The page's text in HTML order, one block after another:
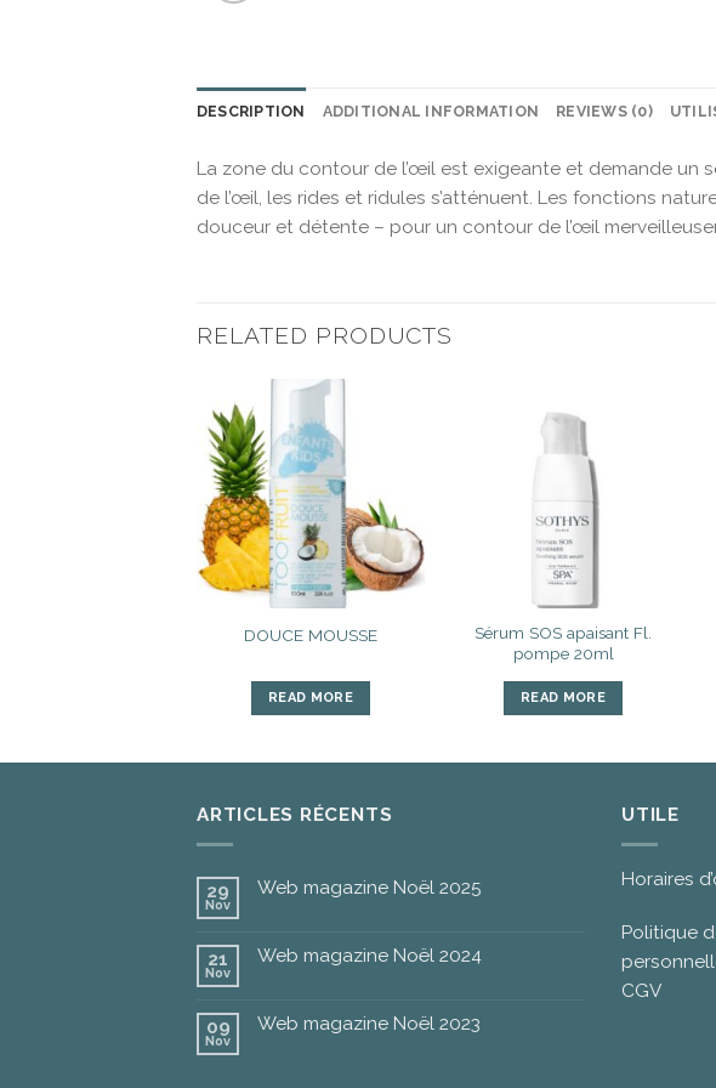
DESCRIPTION ADDITIONAL INFORMATION REVIEWS (0)
La zone du contour de l’œil est exigeante et demande
de l’œil, les rides et ridules s’atténuent. Les fonctions
douceur et détente – pour un contour de l’œil
RELATED PRODUCTS
d’envies
DOUCE MOUSSE
READ MORE
Sérum SOS apaisant Fl.
pompe 20ml
READ MORE
ARTICLES RÉCENTS
29
Nov
Web magazine Noël 2025
21
Nov
Web magazine Noël 2024
09
Nov
Web magazine Noël 2023
UTILE
Horaires
Politique
CGV